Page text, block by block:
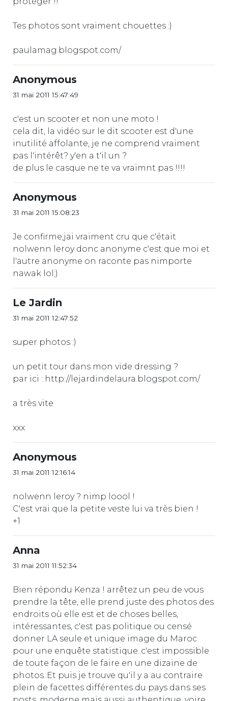
Tes photos sont vraiment chouettes :)
paulamag.blogspot.com/
Anonymous
31 mai 2011 15:47:49
c'est un scooter et non une moto !
cela dit, la vidéo sur le dit scooter est d'une
inutilité affolante, je ne comprend vraiment
pas l'intérêt? y'en a t'il un ?
de plus le casque ne te va vraimnt pas !!!!
Anonymous
31 mai 2011 15:08:23
Je confirme,jai vraiment cru que c'était
nolwenn leroy donc anonyme c'est que moi et
l'autre anonyme on raconte pas nimporte
nawak lol;)
Le Jardin
31 mai 2011 12:47:52
super photos :)
un petit tour dans mon vide dressing ?
par ici : http://lejardindelaura.blogspot.com/
a très vite
xxx
Anonymous
31 mai 2011 12:16:14
nolwenn leroy ? nimp loool !
C'est vrai que la petite veste lui va très bien !
+1
Anna
31 mai 2011 11:52:34
Bien répondu Kenza ! arrêtez un peu de vous
prendre la tête, elle prend juste des photos des
endroits où elle est et de choses belles,
intéressantes, c'est pas politique ou censé
donner LA seule et unique image du Maroc
pour une enquête statistique..c'est impossible
de toute façon de le faire en une dizaine de
photos..Et puis je trouve qu'il y a au contraire
plein de facettes différentes du pays dans ses